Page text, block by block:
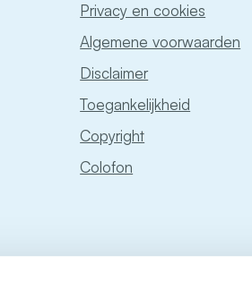
Privacy en cookies
Algemene voorwaarden
Disclaimer
Toegankelijkheid
Copyright
Colofon